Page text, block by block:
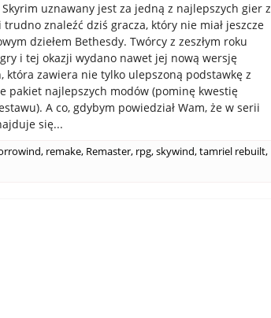
uznawany jest za jedną z najlepszych gier z
znaleźć dziś gracza, który nie miał jeszcze
dziełem Bethesdy. Twórcy z zeszłym roku
i tej okazji wydano nawet jej nową wersję
która zawiera nie tylko ulepszoną podstawkę z
pakiet najlepszych modów (pominę kwestię
A co, gdybym powiedział Wam, że w serii
się...
, remake, Remaster, rpg,skywind,tamriel rebuilt,